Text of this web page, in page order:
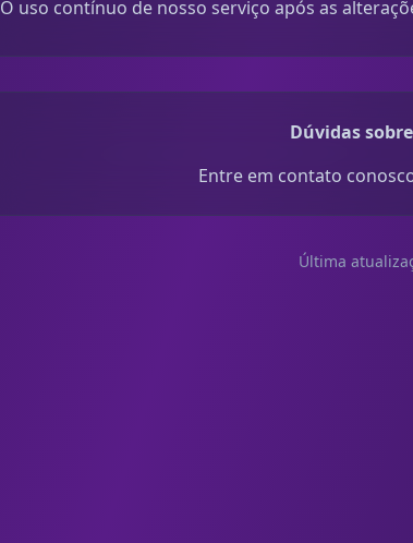
O uso contínuo de nosso serviço após as
Dúvidas
Entre em contato
Última